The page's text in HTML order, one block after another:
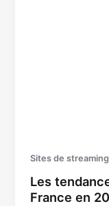
Sites de
Les
France en